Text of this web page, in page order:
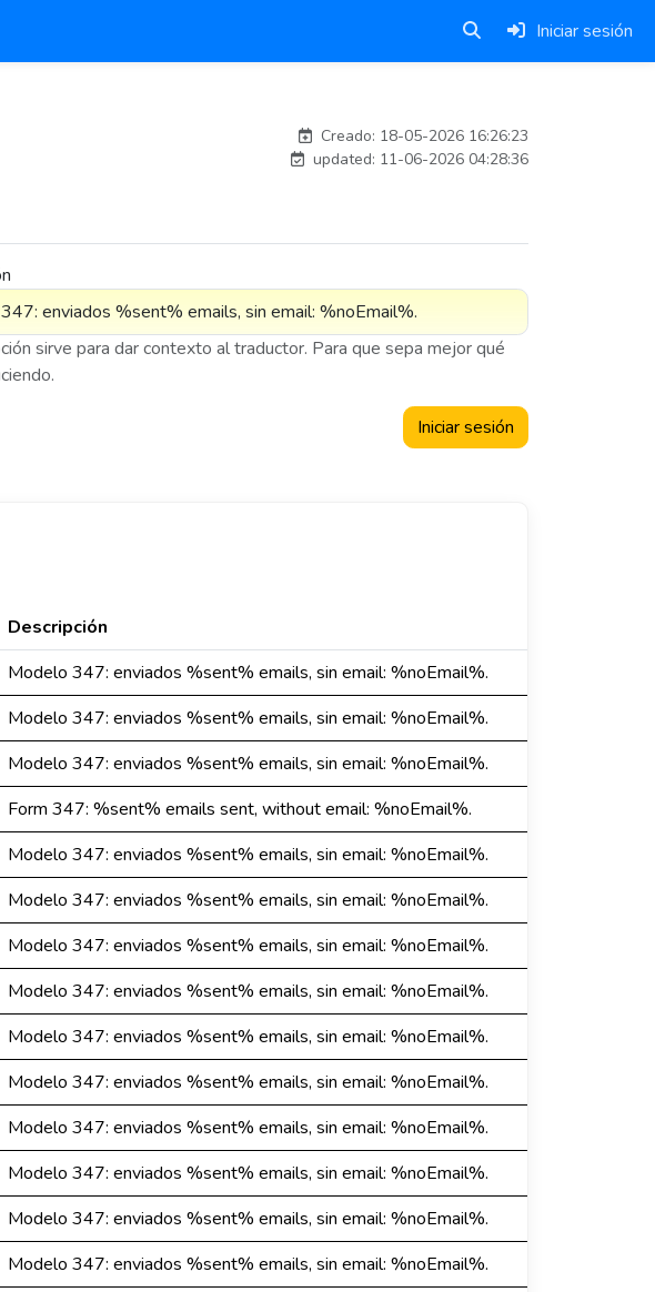
Iniciar sesión
Creado: 18-05-2026 16:26:23
updated: 11-06-2026 04:28:36
sirve para dar contexto al traductor. Para que sepa mejor qué
Iniciar sesión
Descripción
Modelo 347: enviados %sent% emails, sin email: %noEmail%.
Modelo 347: enviados %sent% emails, sin email: %noEmail%.
Modelo 347: enviados %sent% emails, sin email: %noEmail%.
Form 347: %sent% emails sent, without email: %noEmail%.
Modelo 347: enviados %sent% emails, sin email: %noEmail%.
Modelo 347: enviados %sent% emails, sin email: %noEmail%.
Modelo 347: enviados %sent% emails, sin email: %noEmail%.
Modelo 347: enviados %sent% emails, sin email: %noEmail%.
Modelo 347: enviados %sent% emails, sin email: %noEmail%.
Modelo 347: enviados %sent% emails, sin email: %noEmail%.
Modelo 347: enviados %sent% emails, sin email: %noEmail%.
Modelo 347: enviados %sent% emails, sin email: %noEmail%.
Modelo 347: enviados %sent% emails, sin email: %noEmail%.
Modelo 347: enviados %sent% emails, sin email: %noEmail%.